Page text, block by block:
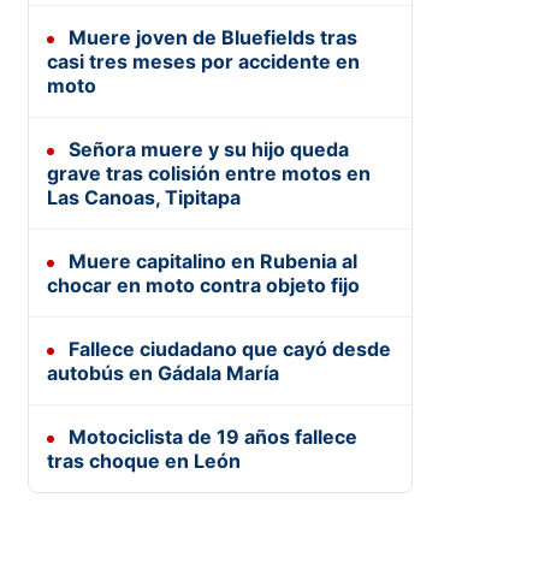
Muere joven de Bluefields tras
casi tres meses por accidente en
moto
Señora muere y su hijo queda
grave tras colisión entre motos en
Las Canoas, Tipitapa
Muere capitalino en Rubenia al
chocar en moto contra objeto fijo
Fallece ciudadano que cayó desde
autobús en Gádala María
Motociclista de 19 años fallece
tras choque en León